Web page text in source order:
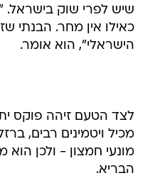
שיש לפרי שוק בישראל.
כאילו אין מחר. הבנתי
הישראלי", הוא אומר.
לצד הטעם זיהה פוקס
מכיל ויטמינים רבים,
מונעי חמצון - ולכן
הבריא.